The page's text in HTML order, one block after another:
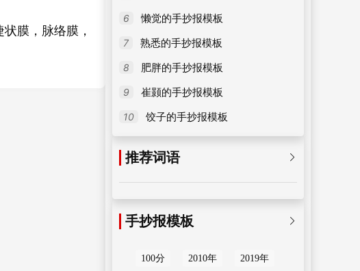
膜，脉络膜，
6 懒觉的手抄报模板
7 熟悉的手抄报模板
8 肥胖的手抄报模板
9 崔颢的手抄报模板
10 饺子的手抄报模板

推荐词语

手抄报模板
100分 2010年 2019年